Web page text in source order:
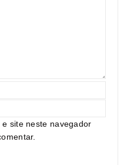
site neste navegador